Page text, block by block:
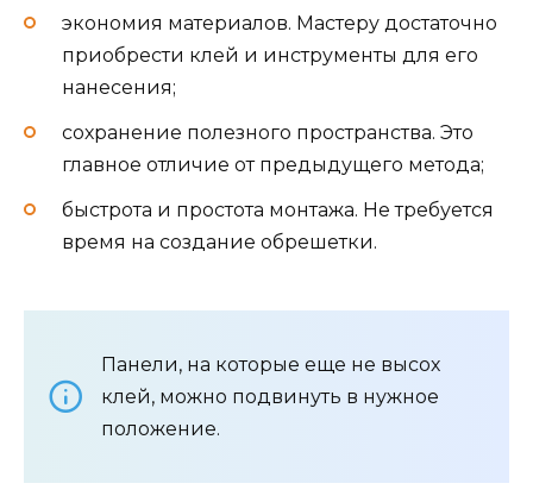
экономия материалов. Мастеру достаточно
приобрести клей и инструменты для его
нанесения;
сохранение полезного пространства. Это
главное отличие от предыдущего метода;
быстрота и простота монтажа. Не требуется
время на создание обрешетки.
Панели, на которые еще не высох
клей, можно подвинуть в нужное
положение.